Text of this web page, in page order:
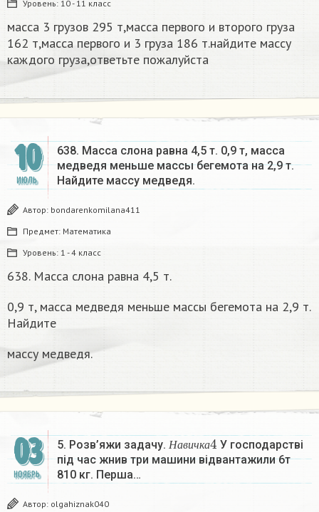
Уровень: 10 - 11 класс
масса 3 грузов 295 т,масса первого и второго груза
162 т,масса первого и 3 груза 186 т.найдите массу
каждого груза,ответьте пожалуйста​
10
ИЮЛЬ
638. Масса слона равна 4,5 т. 0,9 т, масса
медведя меньше массы бегемота на 2,9 т.
Найдите массу медведя.
Автор: bondarenkomilana411
Предмет: Математика
Уровень: 1 - 4 класс
638. Масса слона равна 4,5 т.
0,9 т, масса медведя меньше массы бегемота на 2,9 т.
Найдите
массу медведя.
03
НОЯБРЬ
5. Розв’яжи задачу. Н а в и ч ка
Нави чка4
У господарстві
під час жнив три машини відвантажили 6т
810 кг. Перша…
Автор: olgahiznak040